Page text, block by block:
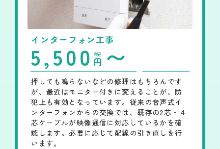
インターフォン工事
5,500 円 〜
税込
押しても鳴らないなどの修理はもちろんです
が、最近はモニター付きに変えることが、防
犯上も有効となっています。従来の音声式イ
ンターフォンからの交換では、既存の2芯・４
芯ケーブルが映像通信に対応しているかを確
認します。必要に応じて配線の引き直しを行
います。